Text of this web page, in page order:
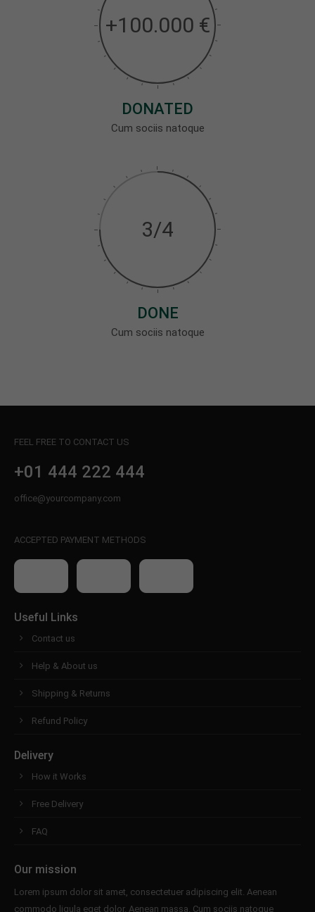
Lorem ipsum dolor sit amet, consectetuer
adipiscing elit.
Aenean commodo ligula eget dolor. Aenean massa.
Cum sociis natoque penatibus et magnis dis
parturient montes, nascetur ridiculus mus. Donec
quam felis, ultricies nec.
+100.000 €
DONATED
Cum sociis natoque
3/4
DONE
Cum sociis natoque
FEEL FREE TO CONTACT US
+01 444 222 444
office@yourcompany.com
ACCEPTED PAYMENT METHODS
Useful Links
Contact us
Help & About us
Shipping & Returns
Refund Policy
Delivery
How it Works
Free Delivery
FAQ
Our mission
Lorem ipsum dolor sit amet, consectetuer adipiscing elit. Aenean
commodo ligula eget dolor. Aenean massa. Cum sociis natoque